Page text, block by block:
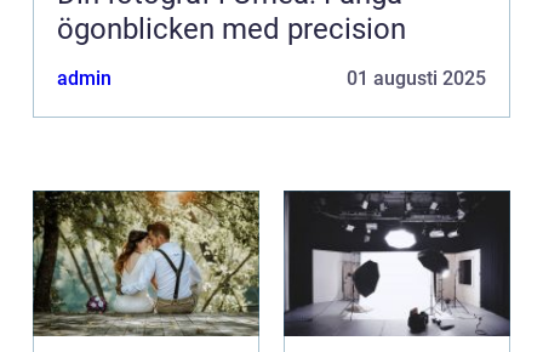
ögonblicken med precision
admin 01 augusti 2025